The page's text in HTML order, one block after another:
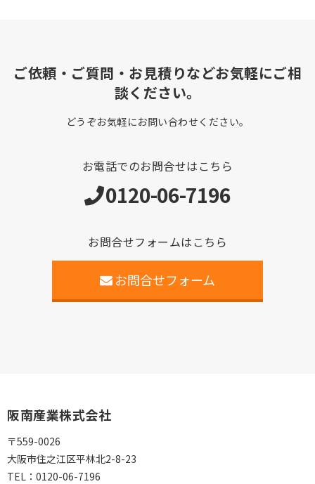
ご依頼・ご質問・お見積りなどお気軽にご相
談ください。
どうぞお気軽にお問い合わせください。
お電話でのお問合せはこちら
0120-06-7196
お問合せフォームはこちら
お問合せフォーム
阪南産業株式会社
〒559-0026
大阪市住之江区平林北2-8-23
TEL： 0120-06-7196